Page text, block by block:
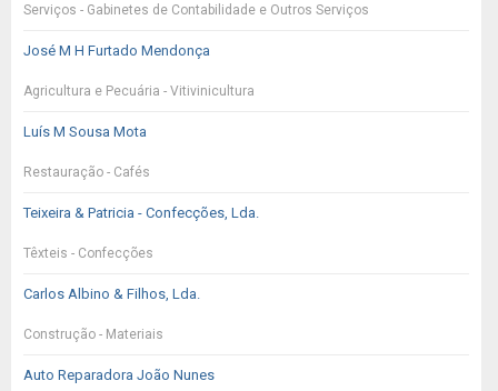
Serviços - Gabinetes de Contabilidade e Outros Serviços
José M H Furtado Mendonça
Agricultura e Pecuária - Vitivinicultura
Luís M Sousa Mota
Restauração - Cafés
Teixeira & Patricia - Confecções, Lda.
Têxteis - Confecções
Carlos Albino & Filhos, Lda.
Construção - Materiais
Auto Reparadora João Nunes